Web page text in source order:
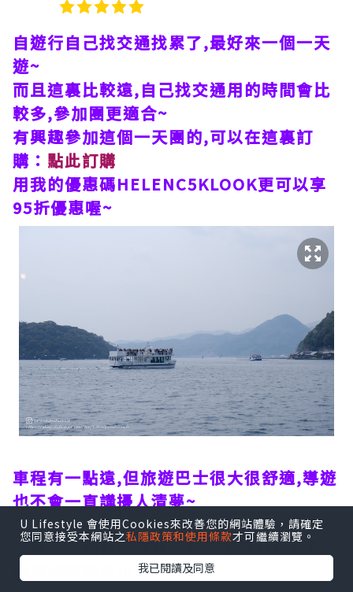
自遊行自己找交通找累了,最好來一個一天
遊~
而且這裏比較遠,自己找交通用的時間會比
較多,參加團更適合~
有興趣參加這個一天團的,可以在這裏訂
購： 點此訂購
用我的優惠碼HELENC5KLOOK更可以享
95折優惠喔~
車程有一點遠,但旅遊巴士很大很舒適,導遊
也不會一直講擾人清夢~
下車就會看到很漂亮的伊根舟屋~
這裏看起來有點像意大利的五漁村也有點
像挪威的彩色小屋~
U Lifestyle 會使用Cookies來改善您的網站體驗，請確定
您同意接受本網站之私隱政策和使用條款才可繼續瀏覽。
我已閱讀及同意